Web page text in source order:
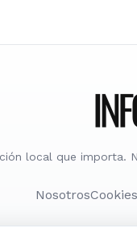
local que importa.
NosotrosCookies